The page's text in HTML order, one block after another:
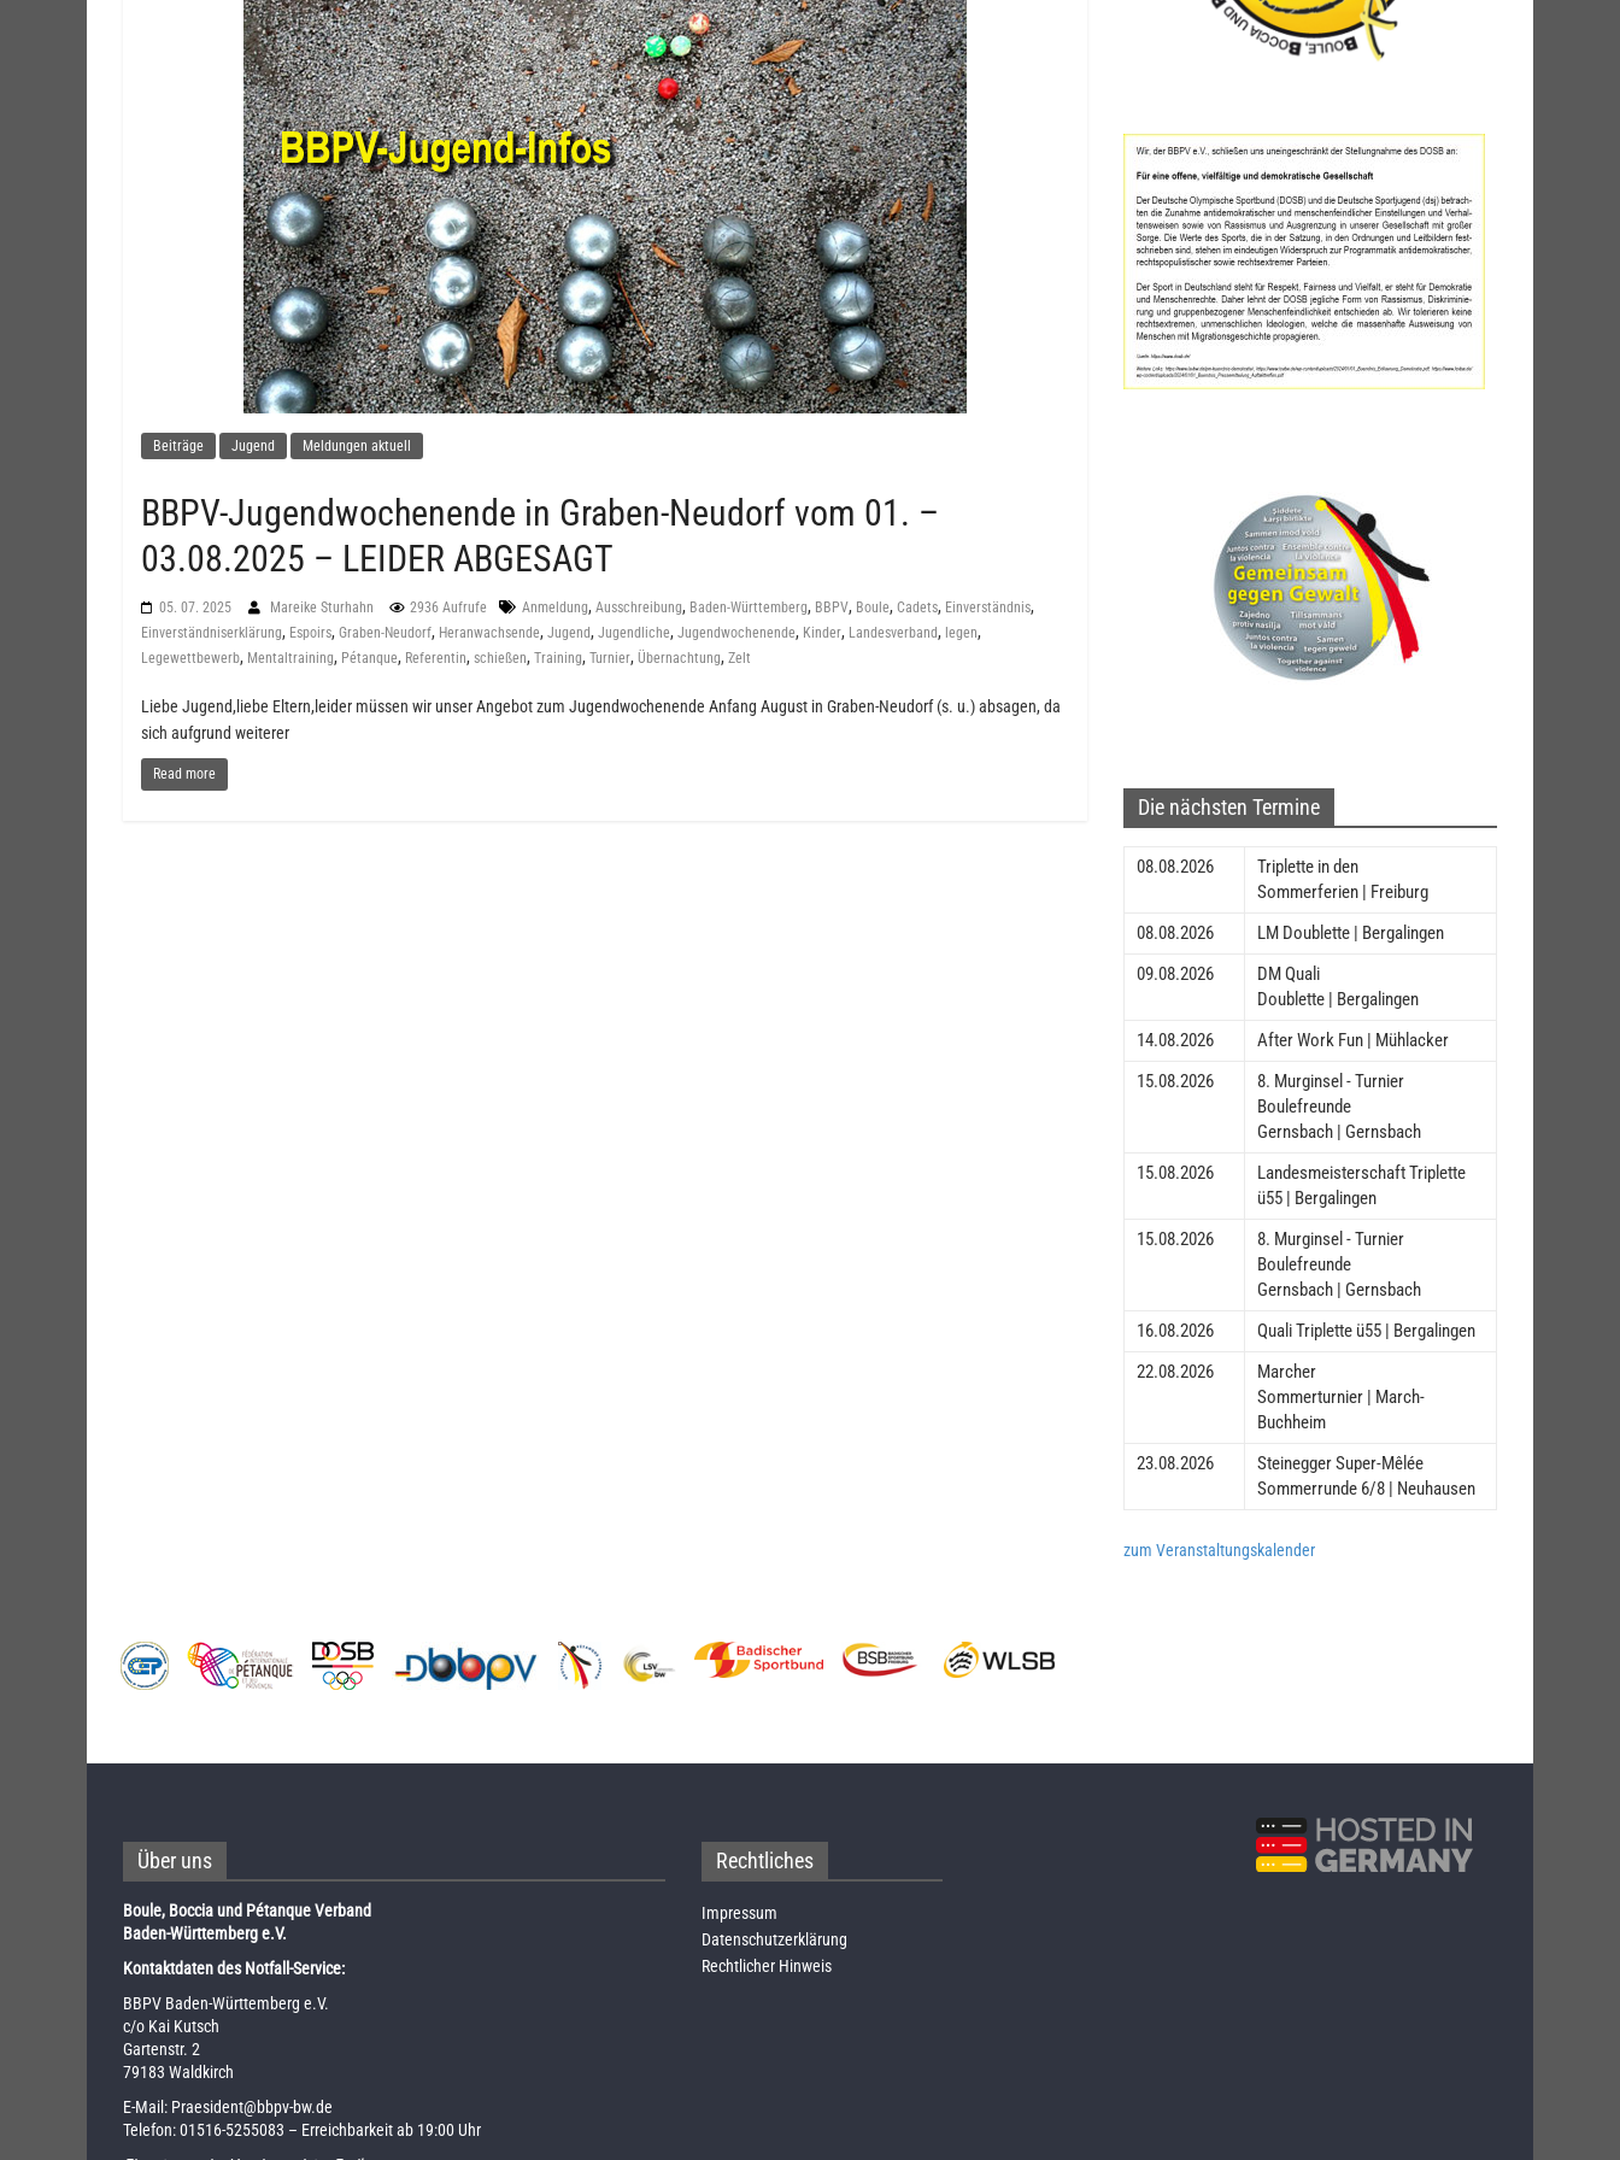
Beiträge Jugend Meldungen aktuell
BBPV-Jugendwochenende in Graben-Neudorf vom 01. –
03.08.2025 – LEIDER ABGESAGT
05. 07. 2025 Mareike Sturhahn 2936 Aufrufe Anmeldung, Ausschreibung, Baden-Württemberg, BBPV, Boule, Cadets, Einverständnis,
Einverständniserklärung, Espoirs, Graben-Neudorf, Heranwachsende, Jugend, Jugendliche, Jugendwochenende, Kinder, Landesverband, legen,
Legewettbewerb, Mentaltraining, Pétanque, Referentin, schießen, Training, Turnier, Übernachtung, Zelt
Liebe Jugend,liebe Eltern,leider müssen wir unser Angebot zum Jugendwochenende Anfang August in Graben-Neudorf (s. u.) absagen, da
sich aufgrund weiterer
Read more
Die nächsten Termine
08.08.2026
Triplette in den
Sommerferien | Freiburg
08.08.2026
LM Doublette | Bergalingen
09.08.2026
DM Quali
Doublette | Bergalingen
14.08.2026
After Work Fun | Mühlacker
15.08.2026
8. Murginsel - Turnier
Boulefreunde
Gernsbach | Gernsbach
15.08.2026
Landesmeisterschaft Triplette
ü55 | Bergalingen
15.08.2026
8. Murginsel - Turnier
Boulefreunde
Gernsbach | Gernsbach
16.08.2026
Quali Triplette ü55 | Bergalingen
22.08.2026
Marcher
Sommerturnier | March-
Buchheim
23.08.2026
Steinegger Super-Mêlée
Sommerrunde 6/8 | Neuhausen
zum Veranstaltungskalender
Über uns
Boule, Boccia und Pétanque Verband
Baden-Württemberg e.V.
Kontaktdaten des Notfall-Service:
BBPV Baden-Württemberg e.V.
c/o Kai Kutsch
Gartenstr. 2
79183 Waldkirch
E-Mail: Praesident@bbpv-bw.de
Telefon:01516-5255083 – Erreichbarkeit ab 19:00 Uhr
Rechtliches
Impressum
Datenschutzerklärung
Rechtlicher Hinweis